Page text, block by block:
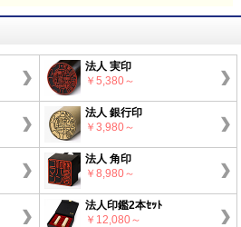
法人 実印
￥5,380～
法人 銀行印
￥3,980～
法人 角印
￥8,980～
法人印鑑2本ｾｯﾄ
￥12,080～